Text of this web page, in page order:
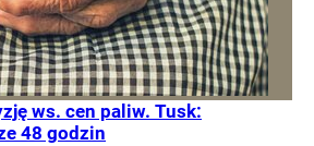
ws. cen paliw. Tusk:
48 godzin